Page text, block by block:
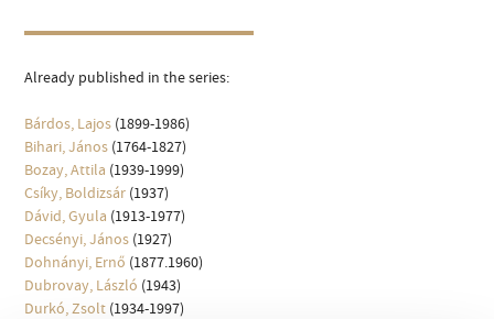
Already published in the series:
Bárdos, Lajos (1899-1986)
Bihari, János (1764-1827)
Bozay, Attila (1939-1999)
Csíky, Boldizsár (1937)
Dávid, Gyula (1913-1977)
Decsényi, János (1927)
Dohnányi, Ernő (1877.1960)
Dubrovay, László (1943)
Durkó, Zsolt (1934-1997)